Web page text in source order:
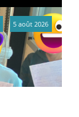
5 août 2026